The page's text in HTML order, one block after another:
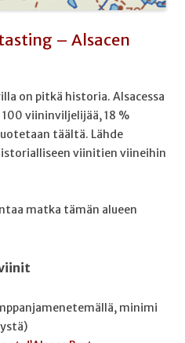
– Alsacen
on pitkä historia. Alsacessa
viininviljelijää, 18 %
täältä. Lähde
viinitien viineihin
matka tämän alueen
minimi